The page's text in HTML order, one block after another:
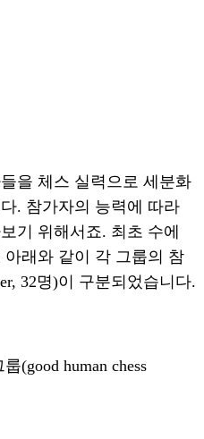
을 체스 실력으로 세분화
. 참가자의 능력에 따라
기 위해서죠. 최초 수에
래와 같이 각 그룹의 참
32명)이 구분되었습니다.
(good human chess